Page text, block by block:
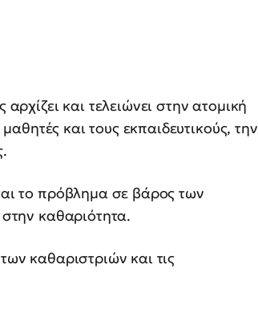
και τελειώνει στην ατομική
και τους εκπαιδευτικούς, την
το πρόβλημα σε βάρος των
καθαριότητα.
καθαριστριών και τις